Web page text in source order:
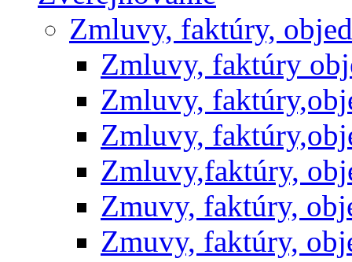
Zmluvy, faktúry,
Zmluvy, faktúry
Zmluvy,
Zmluvy,
Zmluvy,faktúry,
Zmuvy, faktúry,
Zmuvy, faktúry,